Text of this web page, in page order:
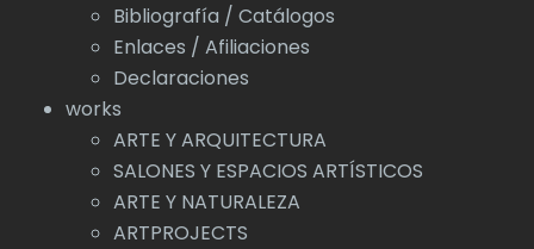
Bibliografía / Catálogos
Enlaces / Afiliaciones
Declaraciones
works
ARTE Y ARQUITECTURA
SALONES Y ESPACIOS ARTÍSTICOS
ARTE Y NATURALEZA
ARTPROJECTS